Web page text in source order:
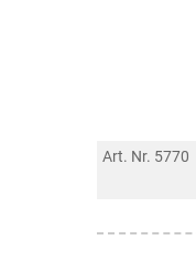
Art. Nr. 5770